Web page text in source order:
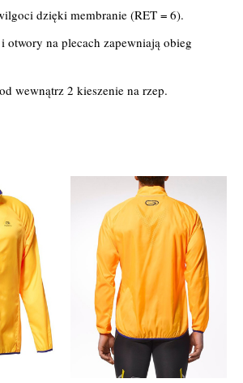
dzięki membranie (RET = 6).
otwory na plecach zapewniają obieg
wewnątrz 2 kieszenie na rzep.